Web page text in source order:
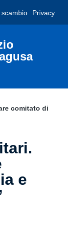
Privacy
comitato di
e